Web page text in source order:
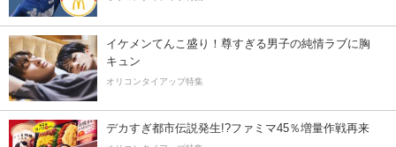
イケメンてんこ盛り！尊すぎる男子の純情ラブに胸
キュン
オリコンタイアップ特集
デカすぎ都市伝説発生!?ファミマ45％増量作戦再来